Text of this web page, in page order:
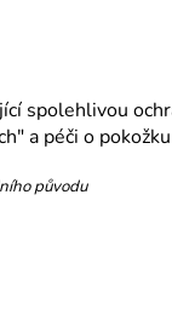
spolehlivou
a péči o
původu